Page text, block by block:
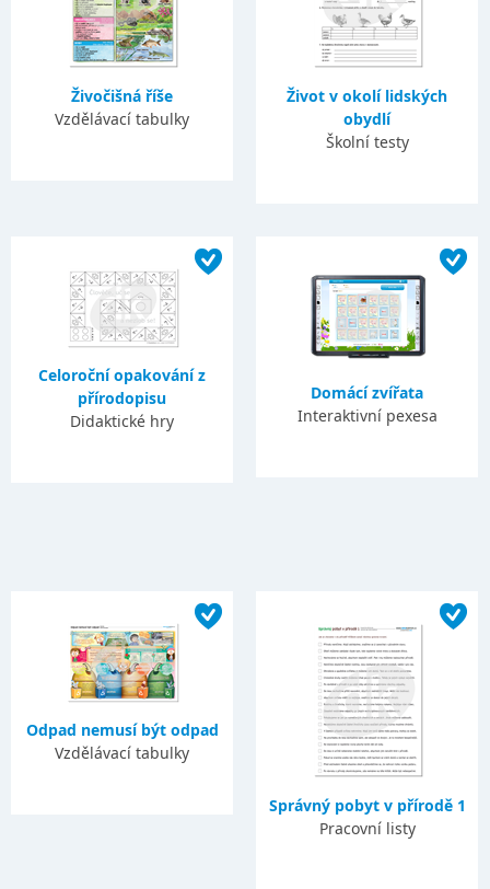
Živočišná říše
Vzdělávací tabulky
Život v okolí lidských
obydlí
Školní testy
Celoroční opakování z
přírodopisu
Didaktické hry
Domácí zvířata
Interaktivní pexesa
Odpad nemusí být odpad
Vzdělávací tabulky
Správný pobyt v přírodě 1
Pracovní listy